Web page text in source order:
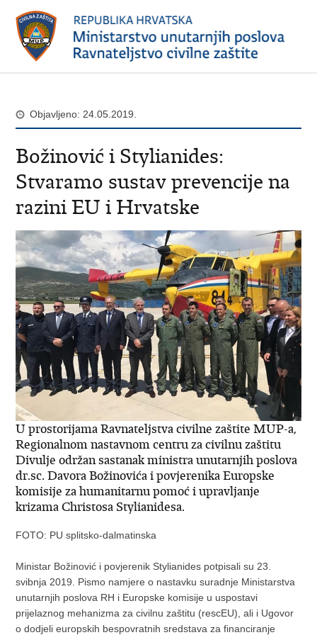
Objavljeno: 24.05.2019.
Božinović i Stylianides:
Stvaramo sustav prevencije na
razini EU i Hrvatske
U prostorijama Ravnateljstva civilne zaštite MUP-a,
Regionalnom nastavnom centru za civilnu zaštitu
Divulje održan sastanak ministra unutarnjih poslova
dr.sc. Davora Božinovića i povjerenika Europske
komisije za humanitarnu pomoć i upravljanje
krizama Christosa Stylianidesa.
FOTO: PU splitsko-dalmatinska
Ministar Božinović i povjerenik Stylianides potpisali su 23.
svibnja 2019. Pismo namjere o nastavku suradnje Ministarstva
unutarnjih poslova RH i Europske komisije u uspostavi
prijelaznog mehanizma za civilnu zaštitu (rescEU), ali i Ugovor
o dodjeli europskih bespovratnih sredstava za financiranje